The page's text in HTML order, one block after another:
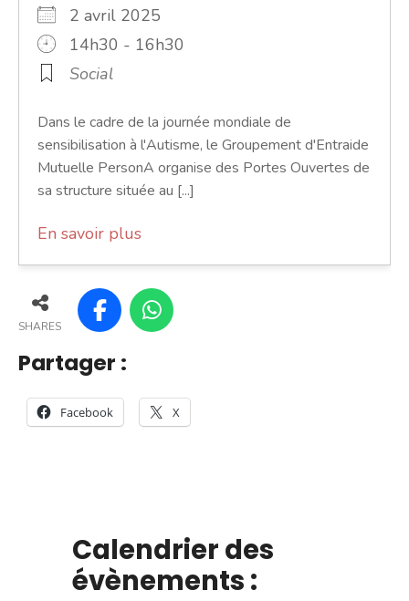
2 avril 2025
14h30 - 16h30
Social
Dans le cadre de la journée mondiale de
sensibilisation à l'Autisme, le Groupement d'Entraide
Mutuelle PersonA organise des Portes Ouvertes de
sa structure située au [...]
En savoir plus
SHARES
Partager :
Facebook X
Calendrier des
évènements :